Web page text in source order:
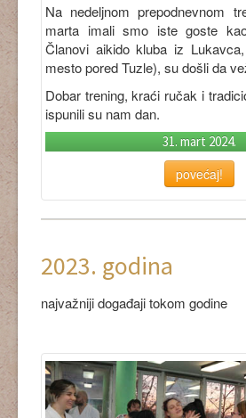
Na nedeljnom prepodnevnom
marta imali smo iste goste
Članovi aikido kluba iz
mesto pored Tuzle), su došli da
Dobar trening, kraći ručak i
ispunili su nam dan.
31. mart 2024.
povećaj!
2023. godina
najvažniji događaji tokom godine